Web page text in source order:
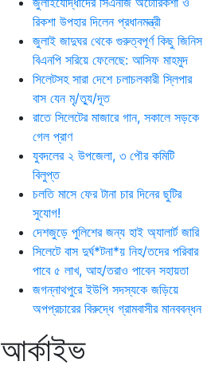
রিকশা উপহার দিলেন প্রধানমন্ত্রী
জুলাই জাদুঘর থেকে গুরুত্বপূর্ণ কিছু জিনিস
বিএনপি সরিয়ে ফেলেছে: আসিফ মাহমুদ
সিলেটসহ সারা দেশে চলাচলকারী স্লিপার
বাস যেন মৃ/ত্যু/দূত
রাতে সিলেটের মাজারে গান, সকালে সড়কে
গেল প্রাণ
যুবদলের ২ উপজেলা, ৩ পৌর কমিটি
বিলুপ্ত
চলতি মাসে ফের টানা চার দিনের ছুটির
সুযোগ!
দেশজুড়ে পুলিশের জন্য হাই অ্যালার্ট জারি
সিলেটে বাস দুর্ঘ*টনা*য় নিহ/তদের পরিবার
পাবে ৫ লাখ, আহ/তরাও পাবেন সহায়তা
জগন্নাথপুরে ইউপি সদস্যকে জড়িয়ে
অপপ্রচারের বিরুদ্ধে গ্রামবাসীর মানববন্ধন
আর্কাইভ